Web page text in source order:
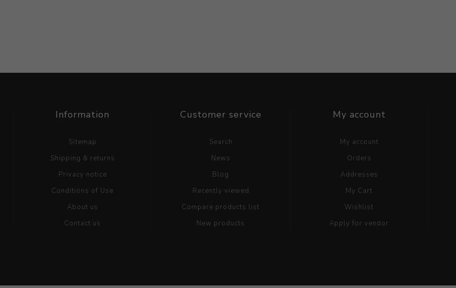
Information
Sitemap
Shipping & returns
Privacy notice
Conditions of Use
About us
Contact us
Customer service
Search
News
Blog
Recently viewed
Compare products list
New products
My account
My account
Orders
Addresses
My Cart
Wishlist
Apply for vendor